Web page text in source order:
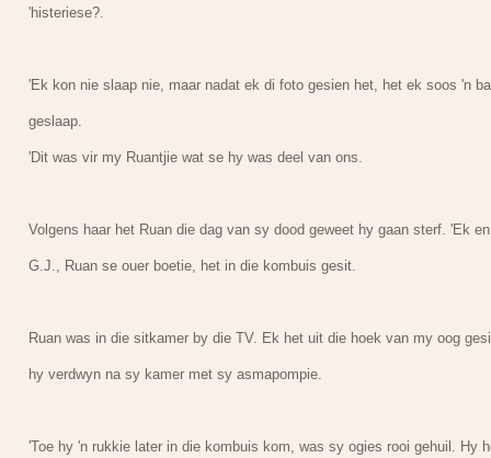
'histeriese?.
'Ek kon nie slaap nie, maar nadat ek di foto gesien het, het ek soos 'n
geslaap.
'Dit was vir my Ruantjie wat se hy was deel van ons.
Volgens haar het Ruan die dag van sy dood geweet hy gaan sterf. 'Ek en
G.J., Ruan se ouer boetie, het in die kombuis gesit.
Ruan was in die sitkamer by die TV. Ek het uit die hoek van my oog
hy verdwyn na sy kamer met sy asmapompie.
'Toe hy 'n rukkie later in die kombuis kom, was sy ogies rooi gehuil. Hy